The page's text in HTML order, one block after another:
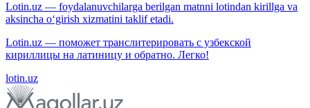
Lotin.uz — foydalanuvchilarga berilgan matnni lotindan kirillga va
aksincha o‘girish xizmatini taklif etadi.
Lotin.uz — поможет транслитерировать с узбекской
кириллицы на латиницу и обратно. Легко!
lotin.uz